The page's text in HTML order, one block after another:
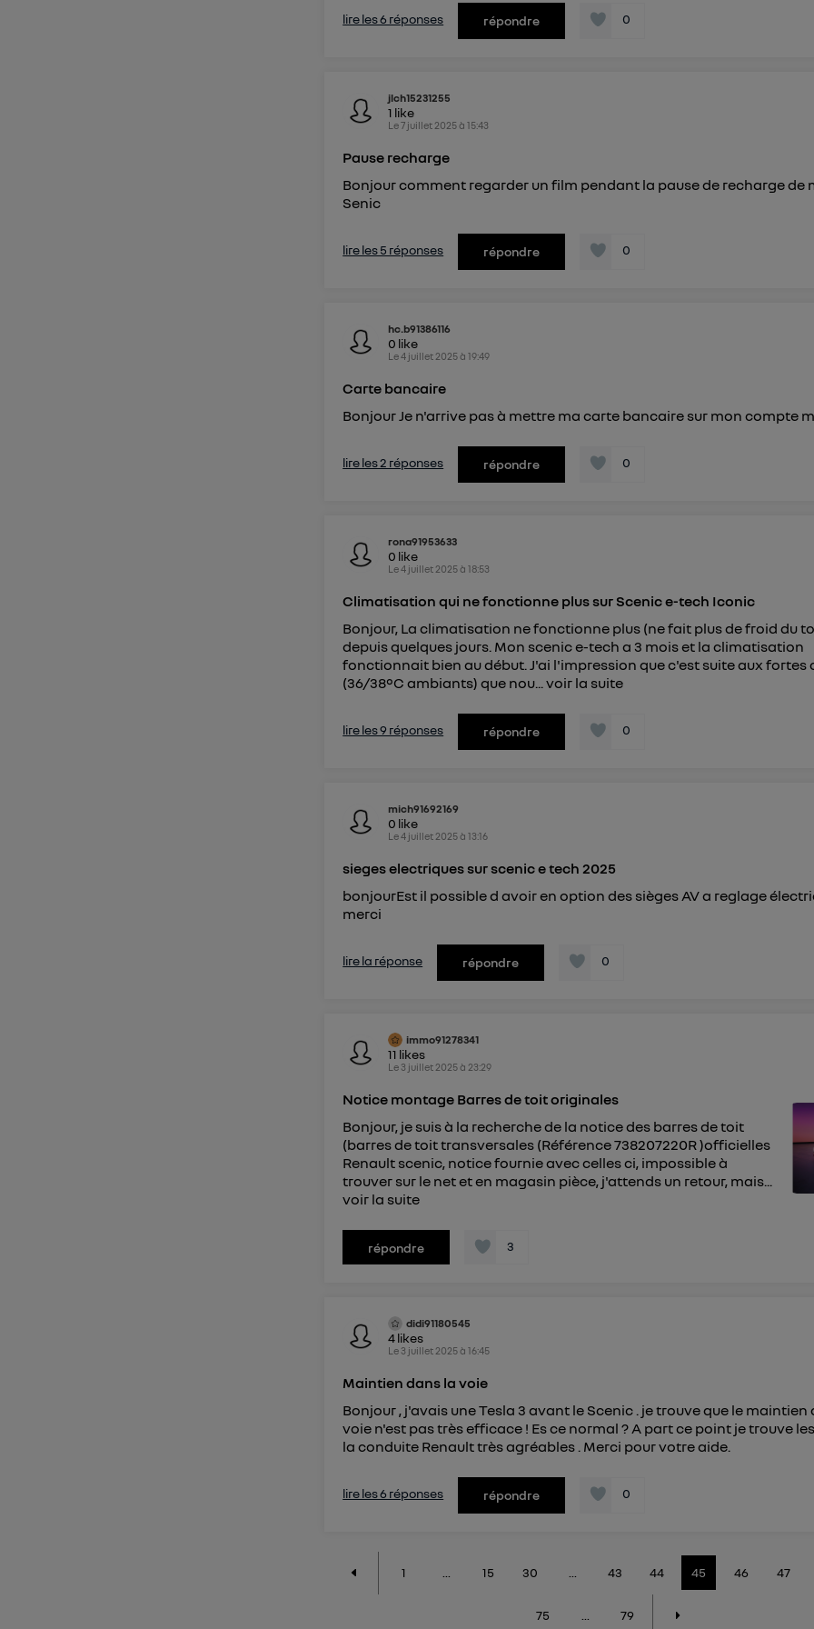
lire les 6 réponses répondre 0
jlch15231255
1 like
Le7 juillet 2025à15:43
Pause recharge
Bonjour comment regarder un film pendant la pause de recharge de
Senic
lire les 5 réponses répondre 0
hc.b91386116
0 like
Le4 juillet 2025à19:49
Carte bancaire
Bonjour Je n'arrive pas à mettre ma carte bancaire sur mon compte
lire les 2 réponses répondre 0
rona91953633
0 like
Le4 juillet 2025à18:53
Climatisation qui ne fonctionne plus sur Scenic e-tech Iconic
Bonjour, La climatisation ne fonctionne plus (ne fait plus de froid du
depuis quelques jours. Mon scenic e-tech a 3 mois et la climatisation
fonctionnait bien au début. J'ai l'impression que c'est suite aux fortes
(36/38°C ambiants) que nou...voir la suite
lire les 9 réponses répondre 0
mich91692169
0 like
Le4 juillet 2025à13:16
sieges electriques sur scenic e tech 2025
bonjourEst il possible d avoir en option des sièges AV a reglage
merci
lire la réponse répondre 0
immo91278341
11 likes
Le 3 juillet 2025à 23:29
Notice montage Barres de toit originales
Bonjour, je suis à la recherche de la notice des barres de toit
(barres de toit transversales (Référence 738207220R )officielles
Renault scenic, notice fournie avec celles ci, impossible à
trouver sur le net et en magasin pièce, j'attends un retour, mais...
voir la suite
répondre 3
didi91180545
4likes
Le 3 juillet 2025à16:45
Maintien dans la voie
Bonjour , j'avais une Tesla 3 avant le Scenic . je trouve que le maintien
voie n'est pas très efficace ! Es ce normal ? A part ce point je trouve
la conduite Renault très agréables . Merci pour votre aide.
lire les 6 réponses répondre 0
1 15 30 43 44 45 46 47
75 79